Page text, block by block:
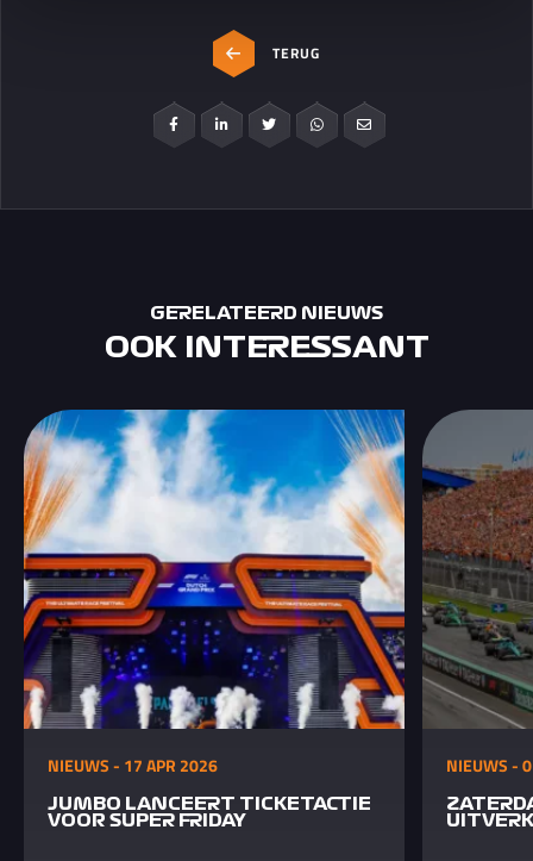
TERUG
GERELATEERD NIEUWS
OOK INTERESSANT
NIEUWS - 17 APR 2026
JUMBO LANCEERT TICKETACTIE
VOOR SUPER FRIDAY
NIEUWS -